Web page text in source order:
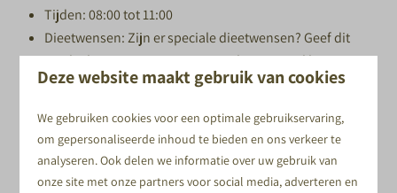
Tijden: 08:00 tot 11:00
Dieetwensen: Zijn er speciale dieetwensen? Geef dit
aan bij het reserveren en ons ontbijtteam zal hier
rekening mee houden.
BOEK JE VERBLIJF MET ONTBIJT
Deze website maakt gebruik van cookies
We gebruiken cookies voor een optimale gebruikservaring,
om gepersonaliseerde inhoud te bieden en ons verkeer te
analyseren. Ook delen we informatie over uw gebruik van
onze site met onze partners voor social media, adverteren en